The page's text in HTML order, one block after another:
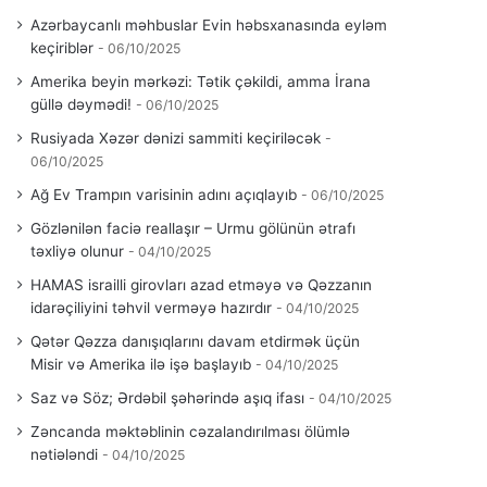
Azərbaycanlı məhbuslar Evin həbsxanasında eyləm
keçiriblər
06/10/2025
Amerika beyin mərkəzi: Tətik çəkildi, amma İrana
güllə dəymədi!
06/10/2025
Rusiyada Xəzər dənizi sammiti keçiriləcək
06/10/2025
Ağ Ev Trampın varisinin adını açıqlayıb 06/10/2025
Gözlənilən faciə reallaşır – Urmu gölünün ətrafı
təxliyə olunur
04/10/2025
HAMAS israilli girovları azad etməyə və Qəzzanın
idarəçiliyini təhvil verməyə hazırdır
04/10/2025
Qətər Qəzza danışıqlarını davam etdirmək üçün
Misir və Amerika ilə işə başlayıb
04/10/2025
Saz və Söz; Ərdəbil şəhərində aşıq ifası 04/10/2025
Zəncanda məktəblinin cəzalandırılması ölümlə
nətiələndi
04/10/2025